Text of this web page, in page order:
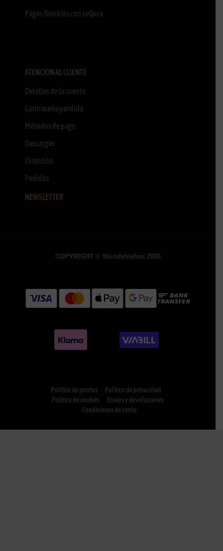
Pagos flexibles con seQura
ATENCIÓN AL CLIENTE
Detalles de la cuenta
Contraseña perdida
Métodos de pago
Descargas
Dirección
Pedidos
NEWSLETTER
COPYRIGHT © Worldshishas 2026
Política de puntos
Política de privacidad
Política de cookies
Envíos y devoluciones
Condiciones de venta